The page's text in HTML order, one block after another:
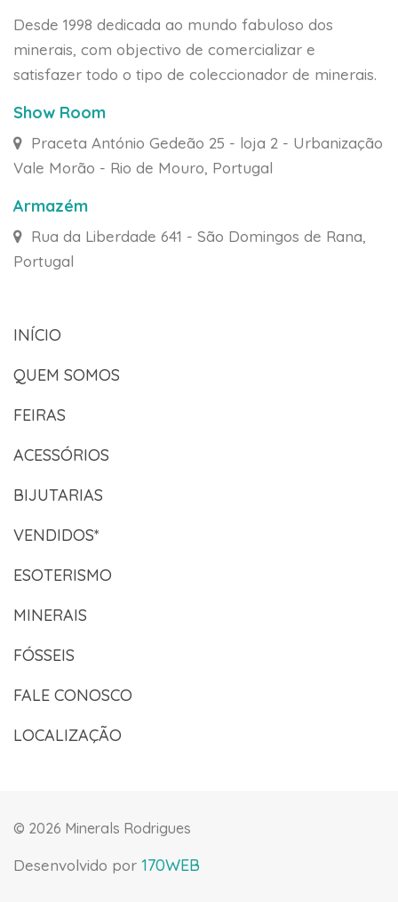
Desde 1998 dedicada ao mundo fabuloso dos
minerais, com objectivo de comercializar e
satisfazer todo o tipo de coleccionador de minerais.
Show Room
Praceta António Gedeão 25 - loja 2 - Urbanização
Vale Morão - Rio de Mouro, Portugal
Armazém
Rua da Liberdade 641 - São Domingos de Rana,
Portugal
INÍCIO
QUEM SOMOS
FEIRAS
ACESSÓRIOS
BIJUTARIAS
VENDIDOS*
ESOTERISMO
MINERAIS
FÓSSEIS
FALE CONOSCO
LOCALIZAÇÃO
© 2026 Minerals Rodrigues
Desenvolvido por 170WEB